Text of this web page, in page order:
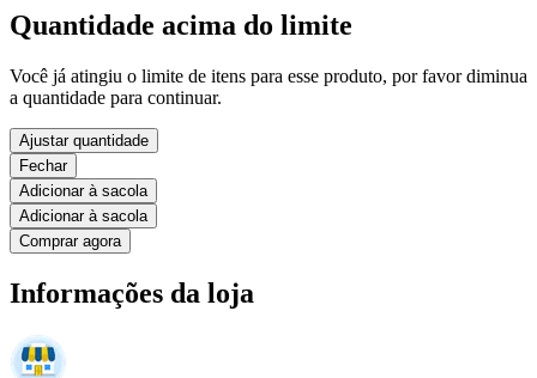
Quantidade acima do limite
Você já atingiu o limite de itens para esse produto, por favor diminua
a quantidade para continuar.
Ajustar quantidade
Fechar
Adicionar à sacola
Adicionar à sacola
Comprar agora
Informações da loja